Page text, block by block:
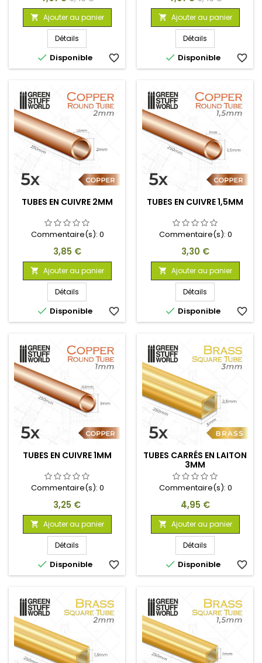
de
base
 Ajouter au panier
Détails
 Disponible favorite_border
de
base
 Ajouter au panier
Détails
 Disponible favorite_border
TUBES EN CUIVRE 2MM
Commentaire(s): 0
Prix
3,85 €
 Ajouter au panier
Détails
 Disponible favorite_border
TUBES EN CUIVRE 1,5MM
Commentaire(s): 0
Prix
3,30 €
 Ajouter au panier
Détails
 Disponible favorite_border
TUBES EN CUIVRE 1MM
Commentaire(s): 0
Prix
3,25 €
 Ajouter au panier
Détails
 Disponible favorite_border
TUBES CARRÉS EN LAITON
3MM
Commentaire(s): 0
Prix
4,95 €
 Ajouter au panier
Détails
 Disponible favorite_border